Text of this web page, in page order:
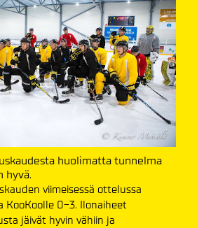
huolimatta tunnelma
hyvä.
viimeisessä ottelussa
KooKoolle 0-3. Ilonaiheet
jäivät hyvin vähiin ja